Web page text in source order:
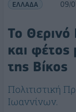
ΕΛΛΑΔΑ 09/
Το Θερινό
και φέτος
της Βίκος
Πολιτιστική
Ιωαννίνων.